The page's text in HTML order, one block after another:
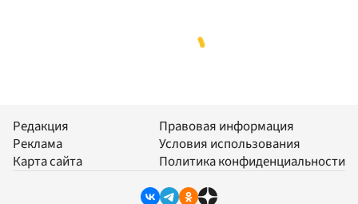
Редакция
Реклама
Карта сайта
Правовая информация
Условия использования
Политика конфиденциальности